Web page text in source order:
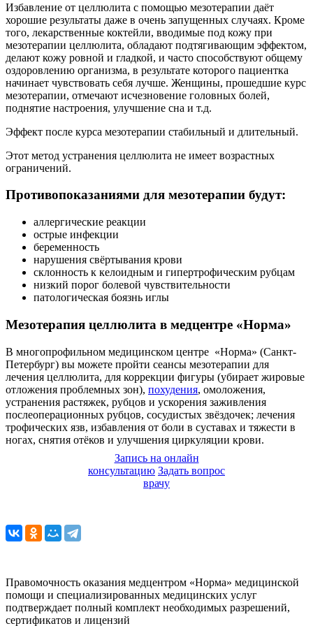
Избавление от целлюлита с помощью мезотерапии даёт
хорошие результаты даже в очень запущенных случаях. Кроме
того, лекарственные коктейли, вводимые под кожу при
мезотерапии целлюлита, обладают подтягивающим эффектом,
делают кожу ровной и гладкой, и часто способствуют общему
оздоровлению организма, в результате которого пациентка
начинает чувствовать себя лучше. Женщины, прошедшие курс
мезотерапии, отмечают исчезновение головных болей,
поднятие настроения, улучшение сна и т.д.
Эффект после курса мезотерапии стабильный и длительный.
Этот метод устранения целлюлита не имеет возрастных
ограничений.
Противопоказаниями для мезотерапии будут:
аллергические реакции
острые инфекции
беременность
нарушения свёртывания крови
склонность к келоидным и гипертрофическим рубцам
низкий порог болевой чувствительности
патологическая боязнь иглы
Мезотерапия целлюлита в медцентре «Норма»
В многопрофильном медицинском центре «Норма» (Санкт-
Петербург) вы можете пройти сеансы мезотерапии для
лечения целлюлита, для коррекции фигуры (убирает жировые
отложения проблемных зон), похудения, омоложения,
устранения растяжек, рубцов и ускорения заживления
послеоперационных рубцов, сосудистых звёздочек; лечения
трофических язв, избавления от боли в суставах и тяжести в
ногах, снятия отёков и улучшения циркуляции крови.
Запись на онлайн
консультацию Задать вопрос
врачу
Правомочность оказания медцентром «Норма» медицинской
помощи и специализированных медицинских услуг
подтверждает полный комплект необходимых разрешений,
сертификатов и лицензий